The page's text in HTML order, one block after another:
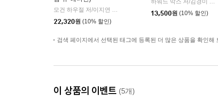
모건 하우절 저/이지연 역
22,320원 (10% 할인)
하워드 막스 저/김경미 역
13,500원 (10% 할인)
검색 페이지에서 선택된 태그에 등록된 더 많은 상품을 확인해
이 상품의 이벤트 (5개)